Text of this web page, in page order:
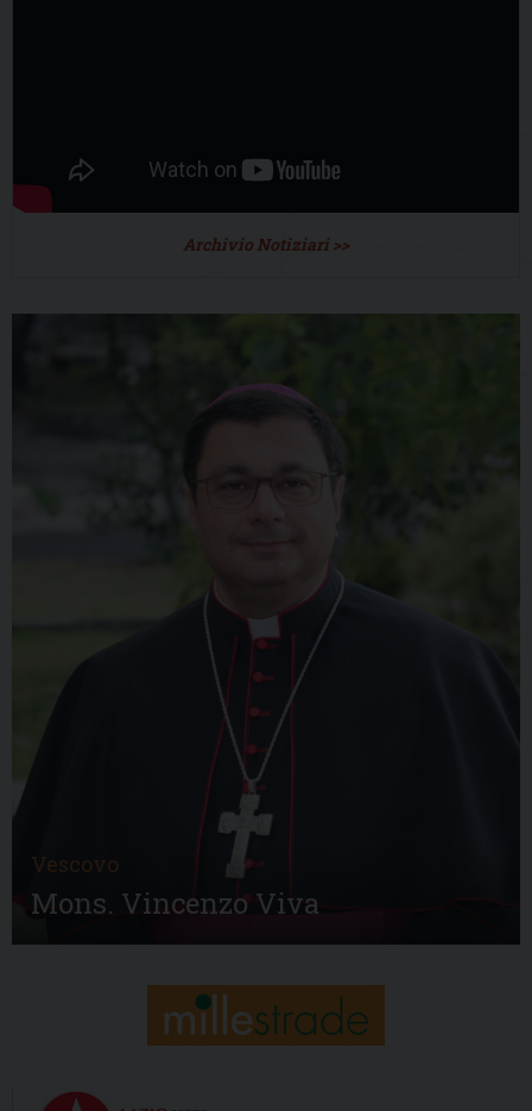
Archivio Notiziari >>
Vescovo
Mons. Vincenzo Viva